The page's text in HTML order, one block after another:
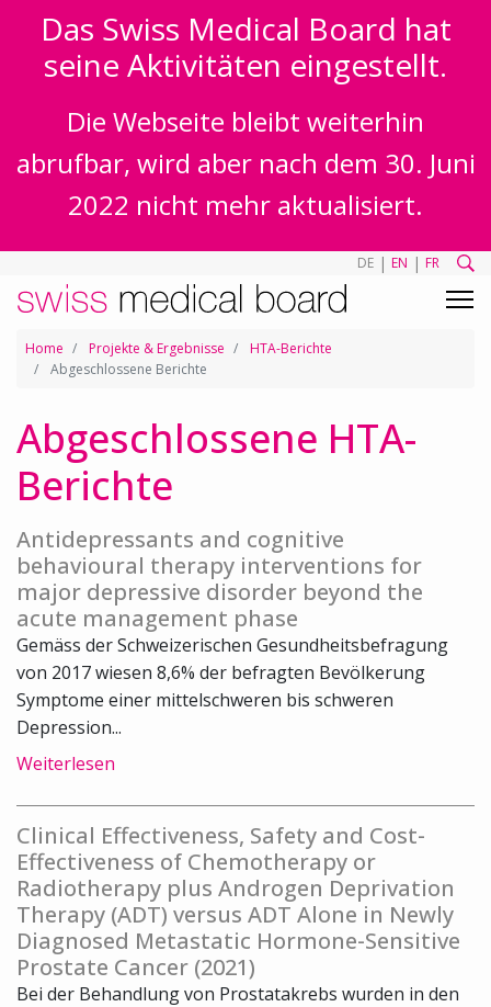
Das Swiss Medical Board hat
seine Aktivitäten eingestellt.
Die Webseite bleibt weiterhin
abrufbar, wird aber nach dem 30. Juni
2022 nicht mehr aktualisiert.
DE | EN | FR
Home Projekte & Ergebnisse
HTA-Berichte
Abgeschlossene Berichte
Abgeschlossene HTA-
Berichte
Antidepressants and cognitive
behavioural therapy interventions for
major depressive disorder beyond the
acute management phase
Gemäss der Schweizerischen Gesundheitsbefragung
von 2017 wiesen 8,6% der befragten Bevölkerung
Symptome einer mittelschweren bis schweren
Depression...
Weiterlesen
Clinical Effectiveness, Safety and Cost-
Effectiveness of Chemotherapy or
Radiotherapy plus Androgen Deprivation
Therapy (ADT) versus ADT Alone in Newly
Diagnosed Metastatic Hormone-Sensitive
Prostate Cancer (2021)
Bei der Behandlung von Prostatakrebs wurden in den